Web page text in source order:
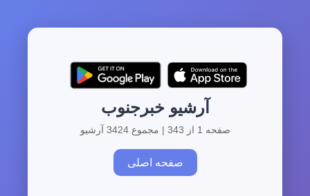
آرشیو خبرجنوب
صفحه 1 از 343 | مجموع 3424 آرشیو
صفحه اصلی